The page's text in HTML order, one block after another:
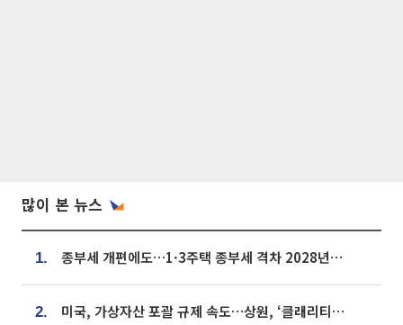
많이 본 뉴스
1. 종부세 개편에도…1·3주택 종부세 격차 2028년부터 확대
2. 미국, 가상자산 포괄 규제 속도…상원, ‘클래리티법’ 9월 절차투표 추진